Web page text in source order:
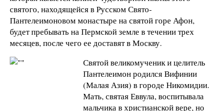
святого, находящейся в Русском Свято-
Пантелеимоновом монастыре на святой горе Афон,
будет пребывать на Пермской земле в течении трех
месяцев, после чего ее доставят в Москву.
Святой великомученик и целитель
Пантелеимон родился Вифинии
(Малая Азия) в городе Никомидии.
Мать, святая Еввула, воспитывала
мальчика в христианской вере, но